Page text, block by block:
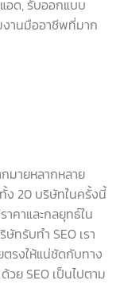
อด, รับออกแบบ
านมืออาชีพที่มาก
มายหลากหลาย
ง 20 บริษัทในครั้งนี้
คาและกลยุทธ์ใน
ทรับทำ SEO เรา
ตรงให้แน่ชัดกับทาง
ย SEO เป็นไปตาม